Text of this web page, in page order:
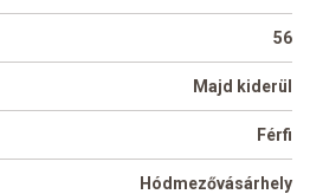
56
Majd kiderül
Férfi
Hódmezővásárhely